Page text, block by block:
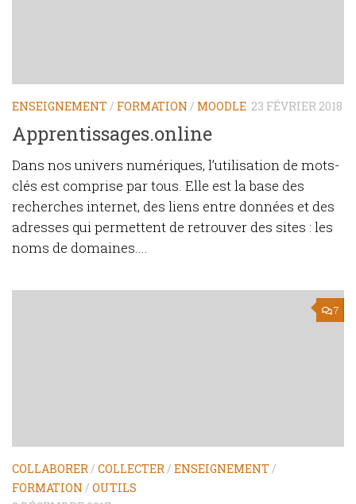
ENSEIGNEMENT / FORMATION / MOODLE 23 FÉVRIER 2018
Apprentissages.online
Dans nos univers numériques, l’utilisation de mots-
clés est comprise par tous. Elle est la base des
recherches internet, des liens entre données et des
adresses qui permettent de retrouver des sites : les
noms de domaines....
7
COLLABORER/ COLLECTER/ ENSEIGNEMENT /
FORMATION / OUTILS